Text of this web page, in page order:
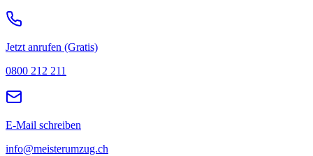
Jetzt anrufen (Gratis)
0800 212 211
E-Mail schreiben
info@meisterumzug.ch